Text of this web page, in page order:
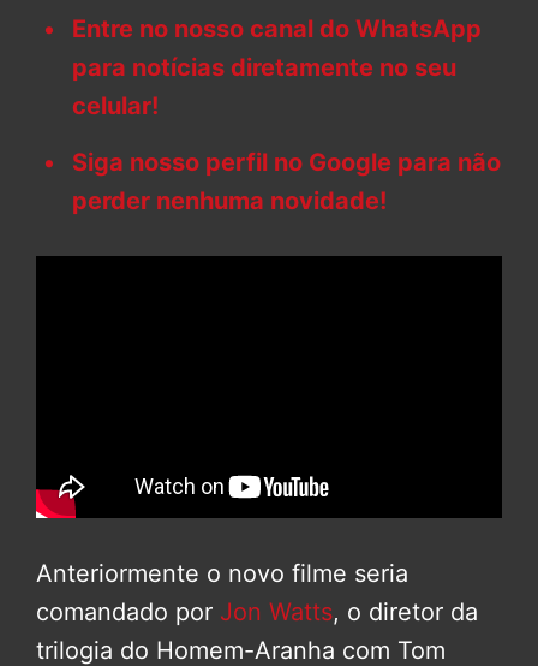
Entre no nosso canal do WhatsApp
para notícias diretamente no seu
celular!
Siga nosso perfil no Google para não
perder nenhuma novidade!
Anteriormente o novo filme seria
comandado por Jon Watts, o diretor da
trilogia do Homem-Aranha com Tom